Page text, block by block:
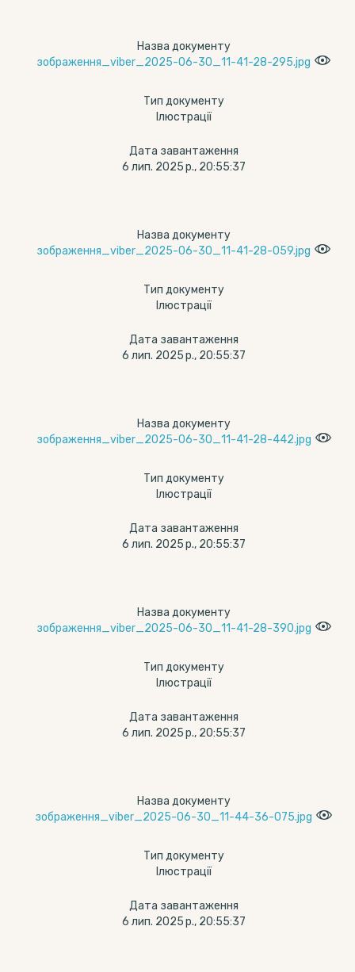
Назва документу
зображення_viber_2025-06-30_11-41-28-295.jpg
Тип документу
Ілюстрації
Дата завантаження
6 лип. 2025 р., 20:55:37
Назва документу
зображення_viber_2025-06-30_11-41-28-059.jpg
Тип документу
Ілюстрації
Дата завантаження
6 лип. 2025 р., 20:55:37
Назва документу
зображення_viber_2025-06-30_11-41-28-442.jpg
Тип документу
Ілюстрації
Дата завантаження
6 лип. 2025 р., 20:55:37
Назва документу
зображення_viber_2025-06-30_11-41-28-390.jpg
Тип документу
Ілюстрації
Дата завантаження
6 лип. 2025 р., 20:55:37
Назва документу
зображення_viber_2025-06-30_11-44-36-075.jpg
Тип документу
Ілюстрації
Дата завантаження
6 лип. 2025 р., 20:55:37